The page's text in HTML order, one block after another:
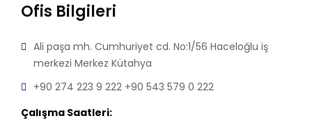
Ofis Bilgileri
Ali paşa mh. Cumhuriyet cd. No:1/56 Haceloğlu iş
merkezi Merkez Kütahya
+90 274 223 9 222 +90 543 579 0 222
Çalışma Saatleri: